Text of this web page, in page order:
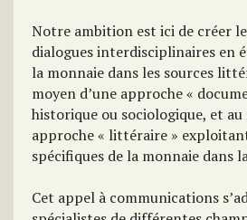
Notre ambition est ici de créer
dialogues interdisciplinaires en
la monnaie dans les sources
moyen d’une approche «
historique ou sociologique, et au
approche « littéraire »
spécifiques de la monnaie dans
Cet appel à communications